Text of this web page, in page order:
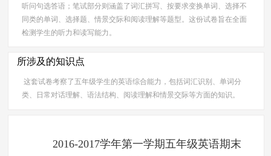
听问句选答语；笔试部分则涵盖了词汇拼写、按要求变换单词、选择不
同类的单词、选择题、情景交际和阅读理解等题型。这份试卷旨在全面
检测学生的听力和读写能力。
所涉及的知识点
这套试卷考察了五年级学生的英语综合能力，包括词汇识别、单词分
类、日常对话理解、语法结构、阅读理解和情景交际等方面的知识。
2016-2017学年第一学期五年级英语期末